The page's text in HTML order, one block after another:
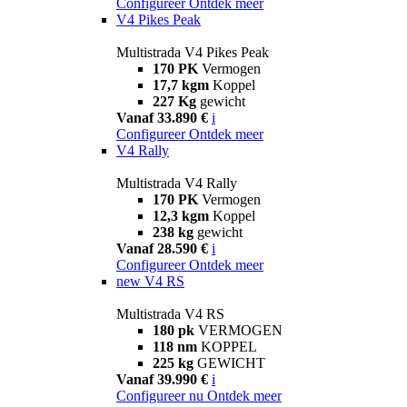
V4 Pikes Peak
Multistrada V4 Pikes Peak
170 PK Vermogen
17,7 kgm Koppel
227 Kg gewicht
Vanaf 33.890 € i
Configureer Ontdek meer
V4 Rally
Multistrada V4 Rally
170 PK Vermogen
12,3 kgm Koppel
238 kg gewicht
Vanaf 28.590 € i
Configureer Ontdek meer
new V4 RS
Multistrada V4 RS
180 pk VERMOGEN
118 nm KOPPEL
225 kg GEWICHT
Vanaf 39.990 € i
Configureer nu Ontdek meer